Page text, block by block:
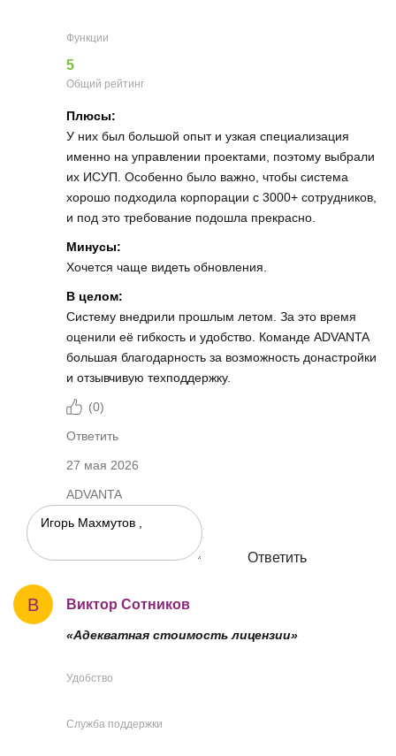
Функции
5
Общий рейтинг
Плюсы:
У них был большой опыт и узкая специализация
именно на управлении проектами, поэтому выбрали
их ИСУП. Особенно было важно, чтобы система
хорошо подходила корпорации с 3000+ сотрудников,
и под это требование подошла прекрасно.
Минусы:
Хочется чаще видеть обновления.
В целом:
Систему внедрили прошлым летом. За это время
оценили её гибкость и удобство. Команде ADVANTA
большая благодарность за возможность донастройки
и отзывчивую техподдержку.
(0)
Ответить
27 мая 2026
ADVANTA
Ответить
В Виктор Сотников
«Адекватная стоимость лицензии»
Удобство
Служба поддержки